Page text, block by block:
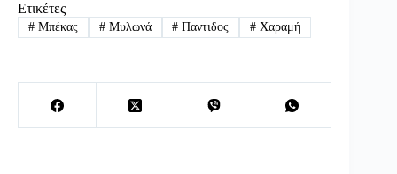
Ετικέτες
#Μπέκας #Μυλωνά # Παντιδος # Χαραμή